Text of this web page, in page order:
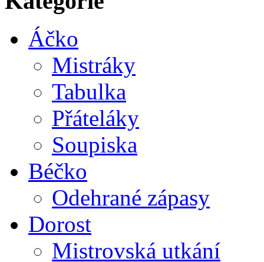
Áčko
Mistráky
Tabulka
Přáteláky
Soupiska
Béčko
Odehrané zápasy
Dorost
Mistrovská utkání